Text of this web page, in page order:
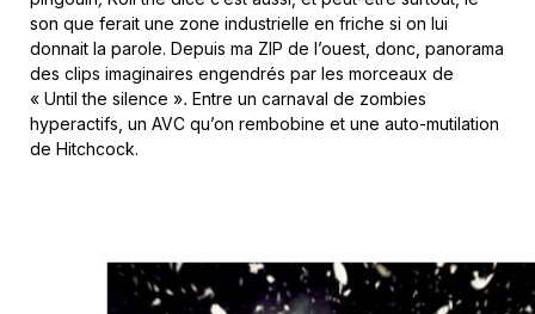
son que ferait une zone industrielle en friche si on lui
donnait la parole. Depuis ma ZIP de l’ouest, donc, panorama
des clips imaginaires engendrés par les morceaux de
« Until the silence ». Entre un carnaval de zombies
hyperactifs, un AVC qu’on rembobine et une auto-mutilation
de Hitchcock.